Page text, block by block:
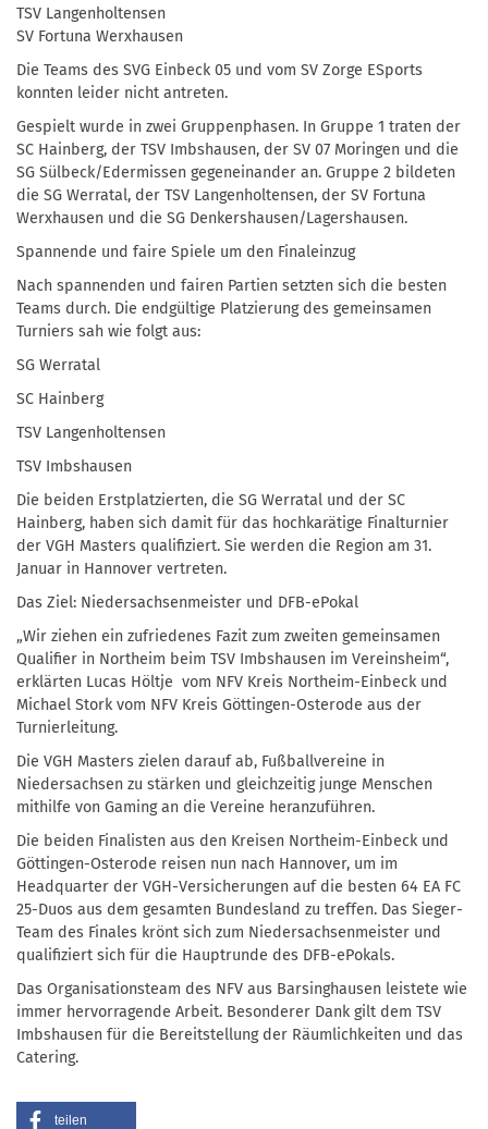
TSV Langenholtensen
SV Fortuna Werxhausen
Die Teams des SVG Einbeck 05 und vom SV Zorge ESports
konnten leider nicht antreten.
Gespielt wurde in zwei Gruppenphasen. In Gruppe 1 traten der
SC Hainberg, der TSV Imbshausen, der SV 07 Moringen und die
SG Sülbeck/Edermissen gegeneinander an. Gruppe 2 bildeten
die SG Werratal, der TSV Langenholtensen, der SV Fortuna
Werxhausen und die SG Denkershausen/Lagershausen.
Spannende und faire Spiele um den Finaleinzug
Nach spannenden und fairen Partien setzten sich die besten
Teams durch. Die endgültige Platzierung des gemeinsamen
Turniers sah wie folgt aus:
SG Werratal
SC Hainberg
TSV Langenholtensen
TSV Imbshausen
Die beiden Erstplatzierten, die SG Werratal und der SC
Hainberg, haben sich damit für das hochkarätige Finalturnier
der VGH Masters qualifiziert. Sie werden die Region am 31.
Januar in Hannover vertreten.
Das Ziel: Niedersachsenmeister und DFB-ePokal
„Wir ziehen ein zufriedenes Fazit zum zweiten gemeinsamen
Qualifier in Northeim beim TSV Imbshausen im Vereinsheim“,
erklärten Lucas Höltje vom NFV Kreis Northeim-Einbeck und
Michael Stork vom NFV Kreis Göttingen-Osterode aus der
Turnierleitung.
Die VGH Masters zielen darauf ab, Fußballvereine in
Niedersachsen zu stärken und gleichzeitig junge Menschen
mithilfe von Gaming an die Vereine heranzuführen.
Die beiden Finalisten aus den Kreisen Northeim-Einbeck und
Göttingen-Osterode reisen nun nach Hannover, um im
Headquarter der VGH-Versicherungen auf die besten 64 EA FC
25-Duos aus dem gesamten Bundesland zu treffen. Das Sieger-
Team des Finales krönt sich zum Niedersachsenmeister und
qualifiziert sich für die Hauptrunde des DFB-ePokals.
Das Organisationsteam des NFV aus Barsinghausen leistete wie
immer hervorragende Arbeit. Besonderer Dank gilt dem TSV
Imbshausen für die Bereitstellung der Räumlichkeiten und das
Catering.
teilen